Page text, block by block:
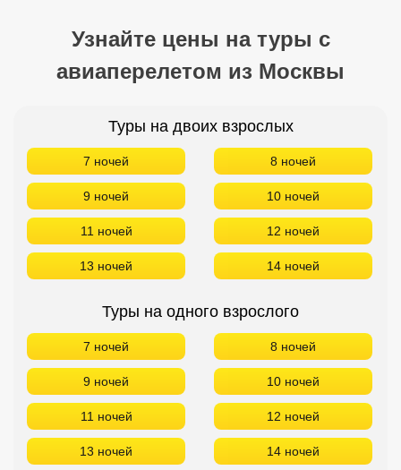
Узнайте цены на туры с
авиаперелетом из Москвы
Туры на двоих взрослых
7 ночей 8 ночей
9 ночей 10 ночей
11 ночей 12 ночей
13 ночей 14 ночей
Туры на одного взрослого
7 ночей 8 ночей
9 ночей 10 ночей
11 ночей 12 ночей
13 ночей 14 ночей